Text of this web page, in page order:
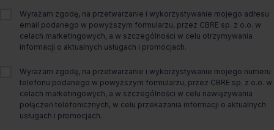
Wyrażam zgodę, na przetwarzanie i wykorzystywanie mojego adresu
email podanego w powyższym formularzu, przez CBRE sp. z o.o. w
celach marketingowych, a w szczególności w celu otrzymywania
informacji o aktualnych usługach i promocjach.
Wyrażam zgodę, na przetwarzanie i wykorzystywanie mojego numeru
telefonu podanego w powyższym formularzu, przez CBRE sp. z o.o. w
celach marketingowych, a w szczególności w celu nawiązywania
połączeń telefonicznych, w celu przekazania informacji o aktualnych
usługach i promocjach.